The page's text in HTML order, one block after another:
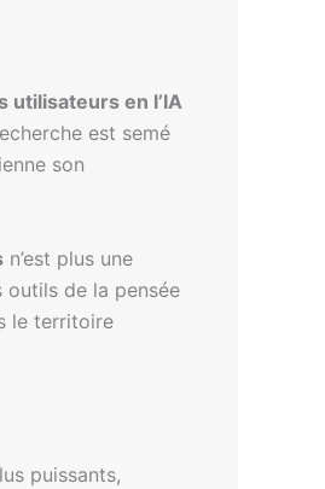
utilisateurs en l’IA
est semé
son
n’est plus une
outils de la pensée
le territoire
puissants,